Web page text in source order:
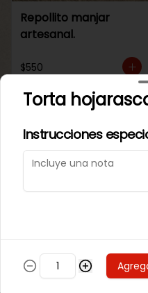
Repollito manjar
artesanal.
$550
CAJITAS PARA TI
Caja de galletas de
Torta
Instrucciones